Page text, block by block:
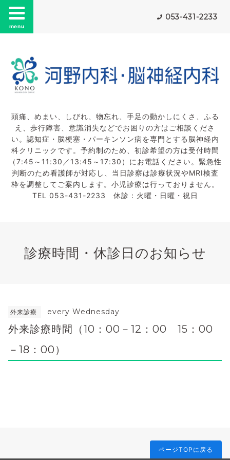
menu
053-431-2233
頭痛、めまい、しびれ、物忘れ、手足の動かしにくさ、ふる
え、歩行障害、意識消失などでお困りの方はご相談くださ
い。認知症・脳梗塞・パーキンソン病を専門とする脳神経内
科クリニックです。予約制のため、初診希望の方は受付時間
（7:45～11:30／13:45～17:30）にお電話ください。緊急性
判断のため看護師が対応し、当日診察は診療状況やMRI検査
枠を調整してご案内します。小児診療は行っておりません。
TEL 053-431-2233 休診：火曜・日曜・祝日
診療時間・休診日のお知らせ
外来診療 every Wednesday
外来診療時間（10：00－12：00 15：00
－18：00）
ページTOPに戻る